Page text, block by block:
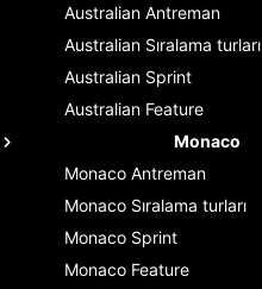
Australian Antreman
Australian Sıralama turları
Australian Sprint
Australian Feature
Monaco
Monaco Antreman
Monaco Sıralama turları
Monaco Sprint
Monaco Feature